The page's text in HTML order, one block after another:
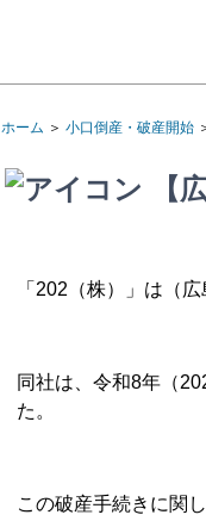
ホーム ＞ 小口倒産・破産開始
【
「202（株）」は（
同社は、令和8年（
た。
この破産手続きに関